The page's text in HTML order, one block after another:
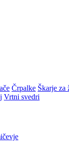
Črpalke Škarje za
Vrtni svedri